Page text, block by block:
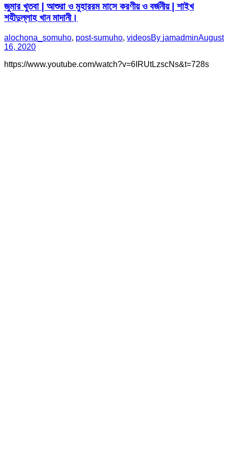
জুমার খুতবা | আশুরা ও মুহাররম মাসে করণীয় ও বর্জনীয় | শাইখ
শহীদুল্লাহ খান মাদানী।
alochona_somuho, post-sumuho, videosBy jamadminAugust
16, 2020
https://www.youtube.com/watch?v=6IRUtLzscNs&t=728s